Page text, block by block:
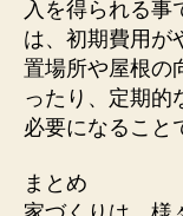
入を得られる事
は、初期費用が
置場所や屋根の
ったり、定期的
必要になること
まとめ